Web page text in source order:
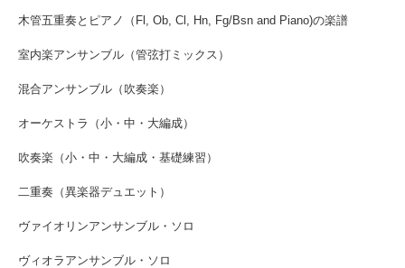
木管五重奏とピアノ（Fl, Ob, Cl, Hn, Fg/Bsn and Piano)の楽譜
室内楽アンサンブル（管弦打ミックス）
混合アンサンブル（吹奏楽）
オーケストラ（小・中・大編成）
吹奏楽（小・中・大編成・基礎練習）
二重奏（異楽器デュエット）
ヴァイオリンアンサンブル・ソロ
ヴィオラアンサンブル・ソロ